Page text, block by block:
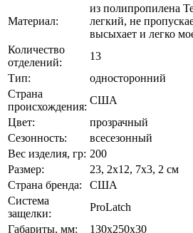
Материал:
из полипропилена
легкий, не
высыхает и легко
Количество
отделений:
13
Тип:
односторонний
Страна
происхождения:
США
Цвет:
прозрачный
Сезонность:
всесезонный
Вес изделия, гр: 200
Размер:
23, 2x12, 7x3, 2 см
Страна бренда:
США
Система
защелки:
ProLatch
Габариты, мм:
130x250x30